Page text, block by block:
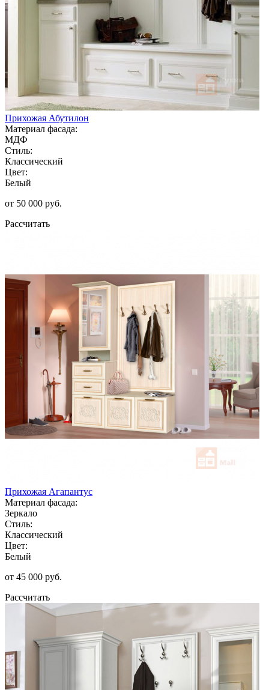
Прихожая Абутилон
Материал фасада:
МДФ
Стиль:
Классический
Цвет:
Белый
от 50 000 руб.
Рассчитать
Прихожая Агапантус
Материал фасада:
Зеркало
Стиль:
Классический
Цвет:
Белый
от 45 000 руб.
Рассчитать